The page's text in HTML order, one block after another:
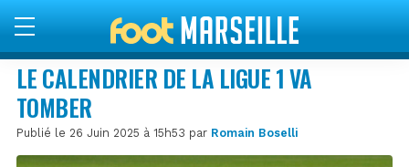
LE CALENDRIER DE LA LIGUE 1 VA
TOMBER
Publié le 26 Juin 2025 à 15h53 par Romain Boselli